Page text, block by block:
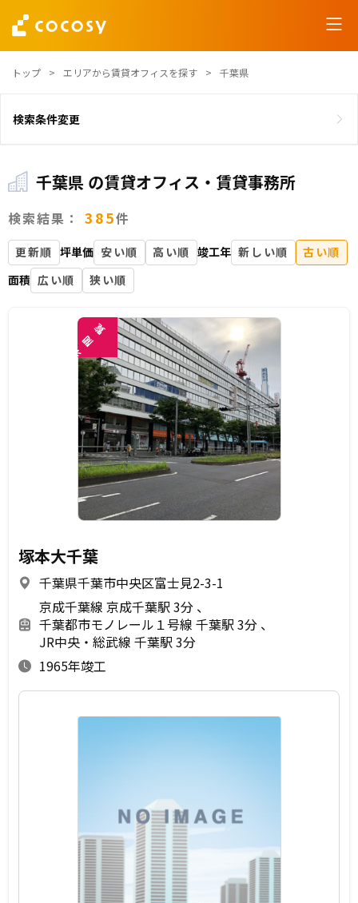
トップ エリアから賃貸オフィスを探す 千葉県
検索条件変更
千葉県 の賃貸オフィス・賃貸事務所
検索結果： 385件
更新順 坪単価 安い順 高い順 竣工年 新しい順
古い順
面積 広い順 狭い順
未
閲
覧
塚本大千葉
千葉県千葉市中央区富士見2-3-1
京成千葉線 京成千葉駅 3分
千葉都市モノレール１号線 千葉駅 3分
JR中央・総武線 千葉駅 3分
1965年竣工